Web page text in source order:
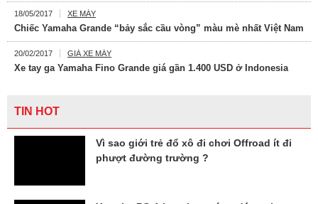
18/05/2017 XE MÁY
Chiếc Yamaha Grande “bảy sắc cầu vòng” màu mè nhất Việt Nam
20/02/2017 GIÁ XE MÁY
Xe tay ga Yamaha Fino Grande giá gần 1.400 USD ở Indonesia
TIN HOT
Vì sao giới trẻ đổ xô đi chơi Offroad ít đi
phượt đường trường ?